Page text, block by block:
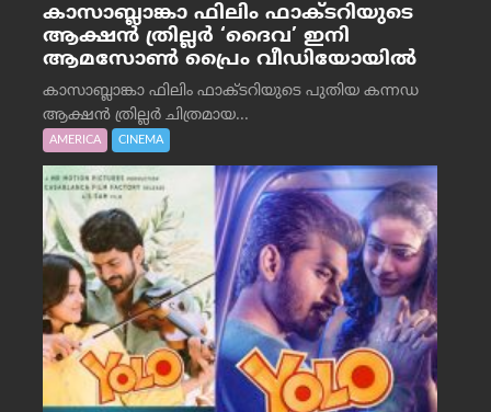
കാസാബ്ലാങ്കാ ഫിലിം ഫാക്ടറിയുടെ
ആക്ഷൻ ത്രില്ലർ ‘ദൈവ’ ഇനി
ആമസോൺ പ്രൈം വീഡിയോയിൽ
കാസാബ്ലാങ്കാ ഫിലിം ഫാക്ടറിയുടെ പുതിയ കന്നഡ
ആക്ഷൻ ത്രില്ലർ ചിത്രമായ...
AMERICA CINEMA